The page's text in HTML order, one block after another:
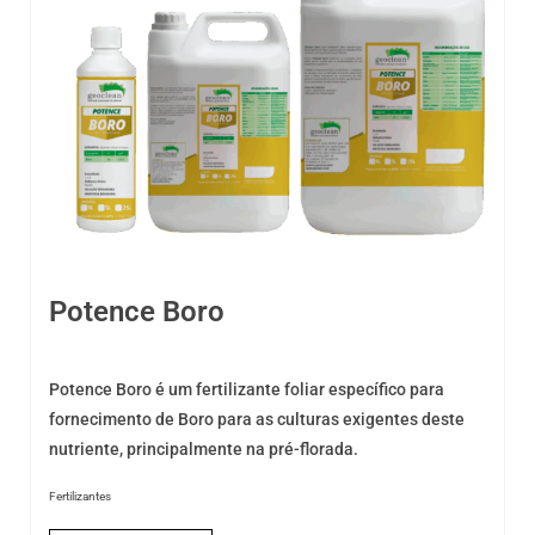
Potence Boro
Potence Boro é um fertilizante foliar específico para
fornecimento de Boro para as culturas exigentes deste
nutriente, principalmente na pré-florada.
Fertilizantes